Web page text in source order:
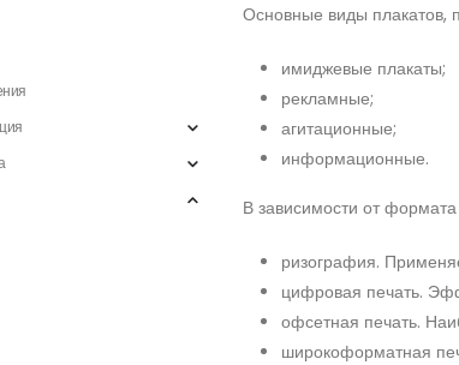
Основные виды плакатов,
имиджевые плакаты;
рекламные;
агитационные;
информационные.
В зависимости от
ризография.
цифровая печать.
офсетная печать.
широкоформатная